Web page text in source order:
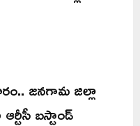
జనగామ జిల్లా
బస్టాండ్